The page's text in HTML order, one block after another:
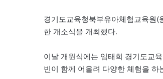
경기도교육청북부유아체험교육원
한 개소식을 개최했다.
이날 개원식에는 임태희 경기도교
빈이 함께 어울려 다양한 체험을 하